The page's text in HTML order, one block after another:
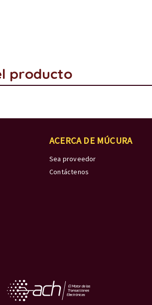
producto
ACERCA DE MÚCURA
Sea proveedor
Contáctenos